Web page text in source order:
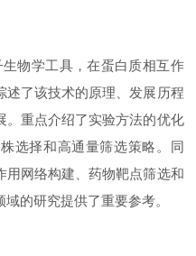
物学工具，在蛋白质相互作
述了该技术的原理、发展历程
。重点介绍了实验方法的优化
选择和高通量筛选策略。同
用网络构建、药物靶点筛选和
的研究提供了重要参考。